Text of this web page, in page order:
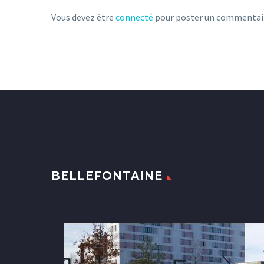
Vous devez être connecté pour poster un
BELLEFONTAINE